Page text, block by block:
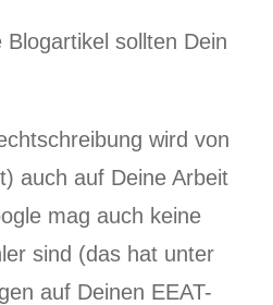
sollten Dein
wird von
auch auf Deine Arbeit
mag auch keine
sind (das hat unter
auf Deinen EEAT-